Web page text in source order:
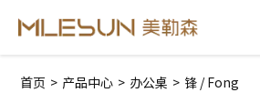
首页 > 产品中心 > 办公桌 > 锋 / Fong